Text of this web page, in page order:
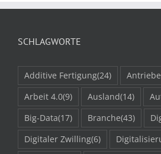
SCHLAGWORTE
Additive Fertigung(24) Antriebe
Arbeit 4.0(9) Ausland(14)
Big-Data(17) Branche(43)
Digitaler Zwilling(6)